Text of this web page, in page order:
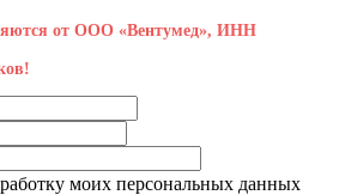
от ООО «Вентумед», ИНН
моих персональных данных